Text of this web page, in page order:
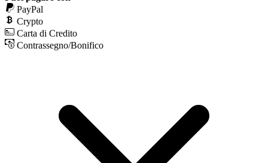
PayPal
Crypto
Carta di Credito
Contrassegno/Bonifico